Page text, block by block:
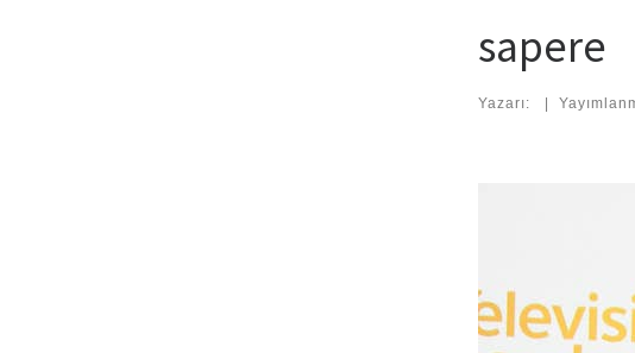
sapere
Yazarı: